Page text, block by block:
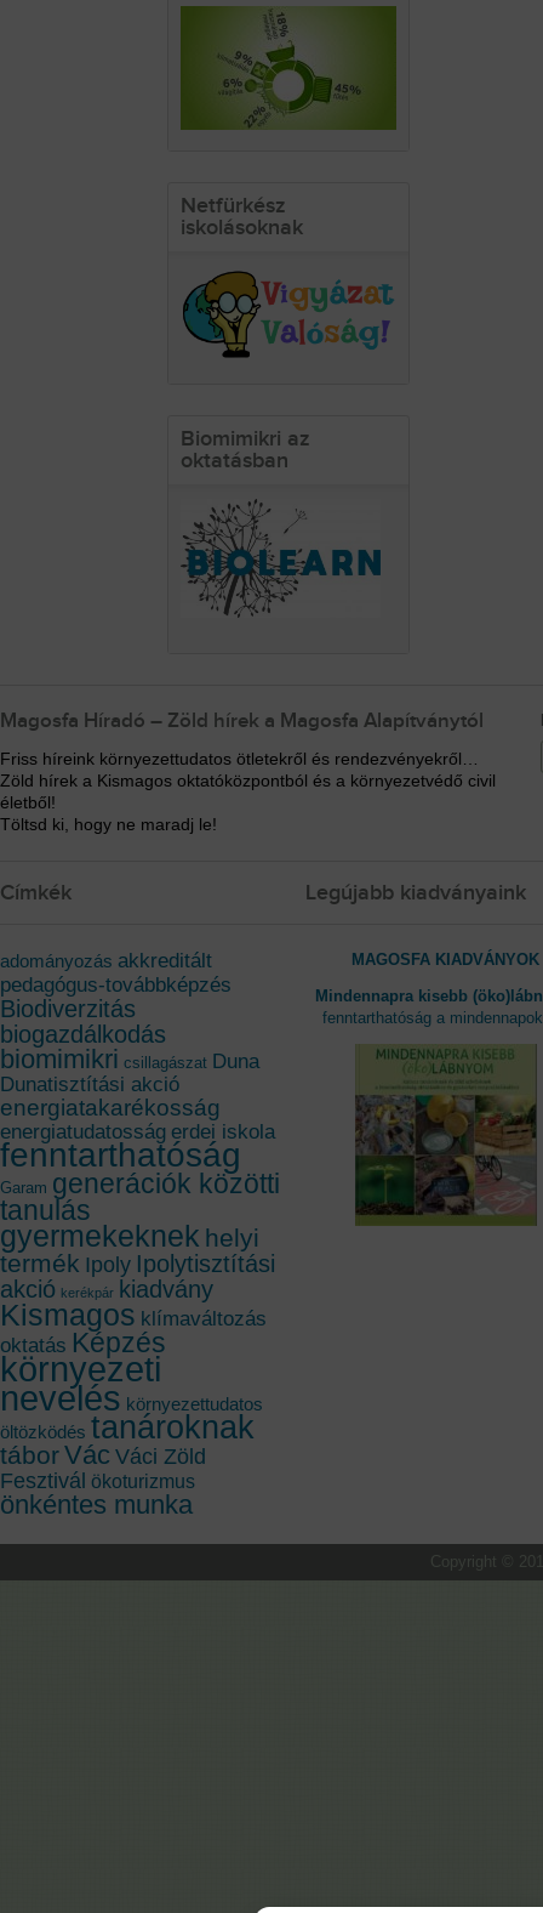
Netfürkész
iskolásoknak
Biomimikri az
oktatásban
Magosfa Híradó – Zöld hírek a Magosfa Alapítványtól
Friss híreink környezettudatos ötletekről és rendezvényekről…
Zöld hírek a Kismagos oktatóközpontból és a környezetvédő civil
életből!
Töltsd ki, hogy ne maradj le!
Címkék
adományozás akkreditált
pedagógus-továbbképzés
Biodiverzitás
biogazdálkodás
biomimikri csillagászat Duna
Dunatisztítási akció
energiatakarékosság
energiatudatosság erdei iskola
fenntarthatóság
Garam generációk közötti
tanulás
gyermekeknek helyi
termék Ipoly Ipolytisztítási
akció kerékpár kiadvány
Kismagos klímaváltozás
oktatás Képzés
környezeti
nevelés környezettudatos
öltözködés tanároknak
táborVác Váci Zöld
Fesztivál ökoturizmus
önkéntes munka
Legújabb kiadványaink
MAGOSFA KIADVÁNYOK
Mindennapra kisebb
fenntarthatóság a
Copyright ©